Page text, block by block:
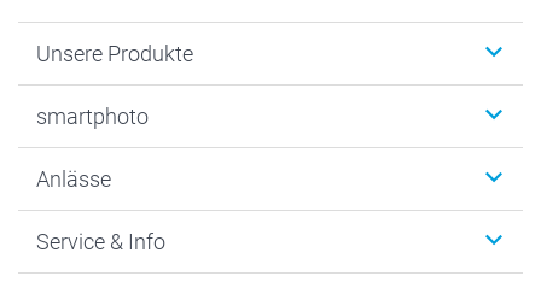
Unsere Produkte
Fotogeschenke
MyNameBook
Fotoabzüge, Fotos als Buch & Poster
smartphoto
Warum smartphoto
Datenschutz
Anlässe
Neujahr
Service & Info